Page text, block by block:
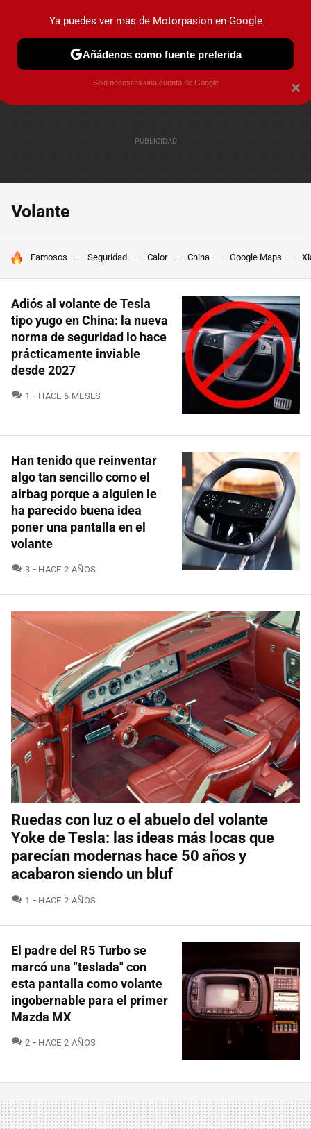
PRUEBAS COCHES ELÉCTRICOS OBSERVATORIO
Volante
HOY SE HABLA DE
Famosos Seguridad Calor China Google Maps
Adiós al volante de Tesla
tipo yugo en China: la nueva
norma de seguridad lo hace
prácticamente inviable
desde 2027
1 COMENTARIOS
HACE 6 MESES
Han tenido que reinventar
algo tan sencillo como el
airbag porque a alguien le
ha parecido buena idea
poner una pantalla en el
volante
3 COMENTARIOS
HACE 2 AÑOS
Ruedas con luz o el abuelo del volante
Yoke de Tesla: las ideas más locas que
parecían modernas hace 50 años y
acabaron siendo un bluf
1 COMENTARIOS
HACE 2 AÑOS
El padre del R5 Turbo se
marcó una "teslada" con
esta pantalla como volante
ingobernable para el primer
Mazda MX
2 COMENTARIOS
HACE 2 AÑOS
×
Ya puedes ver más de Motorpasion en Google
Añádenos como fuente preferida
Solo necesitas una cuenta de Google